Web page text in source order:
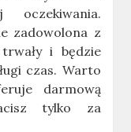
zadowolona z
i będzie
czas. Warto
darmową
tylko za